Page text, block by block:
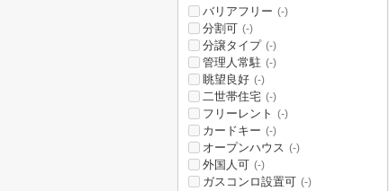
バリアフリー (-)
分割可 (-)
分譲タイプ (-)
管理人常駐 (-)
眺望良好 (-)
二世帯住宅 (-)
フリーレント (-)
カードキー (-)
オープンハウス (-)
外国人可 (-)
ガスコンロ設置可 (-)